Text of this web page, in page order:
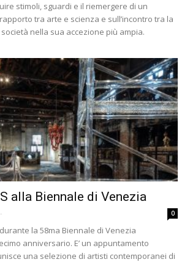
stimoli, sguardi e il riemergere di un
tra arte e scienza e sull’incontro tra la
nella sua accezione più ampia.
alla Biennale di Venezia
- 0
durante la 58ma Biennale di Venezia
anniversario. E’ un appuntamento
una selezione di artisti contemporanei di